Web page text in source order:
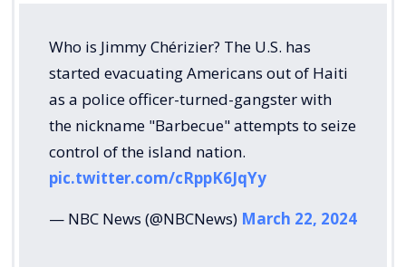
Who is Jimmy Chérizier? The U.S. has
started evacuating Americans out of Haiti
as a police officer-turned-gangster with
the nickname "Barbecue" attempts to seize
control of the island nation.
pic.twitter.com/cRppK6JqYy
— NBC News (@NBCNews) March 22, 2024